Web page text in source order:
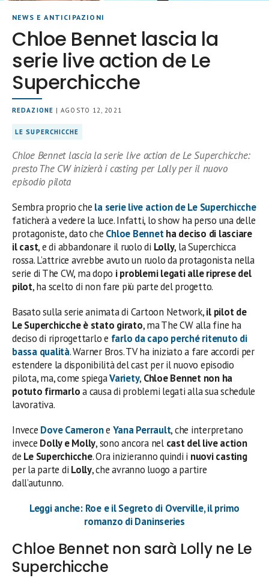
NEWS E ANTICIPAZIONI
Chloe Bennet lascia la
serie live action de Le
Superchicche
REDAZIONE | AGOSTO 12, 2021
LE SUPERCHICCHE
Chloe Bennet lascia la serie live action de Le Superchicche:
presto The CW inizierà i casting per Lolly per il nuovo
episodio pilota
Sembra proprio che la serie live action de Le Superchicche
faticherà a vedere la luce. Infatti, lo show ha perso una delle
protagoniste, dato che Chloe Bennetha deciso di lasciare
il cast, e di abbandonare il ruolo di Lolly, la Superchicca
rossa. L’attrice avrebbe avuto un ruolo da protagonista nella
serie di The CW, ma dopo i problemi legati alle riprese del
pilot, ha scelto di non fare più parte del progetto.
Basato sulla serie animata di Cartoon Network,il pilot de
Le Superchicche è stato girato, ma The CW alla fine ha
deciso di riprogettarlo e farlo da capo perché ritenuto di
bassa qualità. Warner Bros. TV ha iniziato a fare accordi per
estendere la disponibilità del cast per il nuovo episodio
pilota, ma, come spiegaVariety, Chloe Bennet non ha
potuto firmarloa causa di problemi legati alla sua schedule
lavorativa.
Invece Dove Camerone Yana Perrault, che interpretano
invece Dolly e Molly, sono ancora nel cast del live action
de Le Superchicche. Ora inizieranno quindi i nuovi casting
per la parte di Lolly, che avranno luogo a partire
dall’autunno.
Leggi anche: Roe e il Segreto di Overville, il primo
romanzo di Daninseries
Chloe Bennet non sarà Lolly ne Le
Superchicche